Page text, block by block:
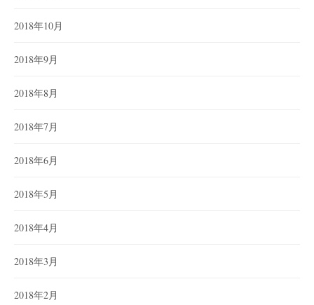
2018年10月
2018年9月
2018年8月
2018年7月
2018年6月
2018年5月
2018年4月
2018年3月
2018年2月